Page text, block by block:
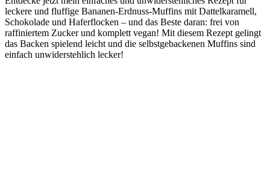
leckere und fluffige Bananen-Erdnuss-Muffins mit Dattelkaramell,
Schokolade und Haferflocken – und das Beste daran: frei von
raffiniertem Zucker und komplett vegan! Mit diesem Rezept gelingt
das Backen spielend leicht und die selbstgebackenen Muffins sind
einfach unwiderstehlich lecker!